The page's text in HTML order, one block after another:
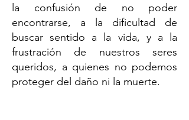
la confusión de no poder
encontrarse, a la dificultad de
buscar sentido a la vida, y a la
frustración de nuestros seres
queridos, a quienes no podemos
proteger del daño ni la muerte.